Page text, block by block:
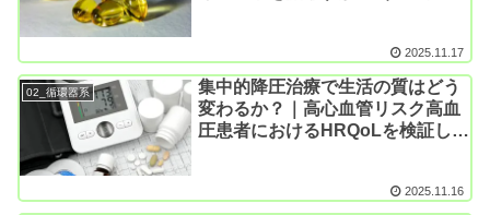
2025.11.17
02_循環器系
集中的降圧治療で生活の質はどう
変わるか？｜高心血管リスク高血
圧患者におけるHRQoLを検証した
2025.11.16